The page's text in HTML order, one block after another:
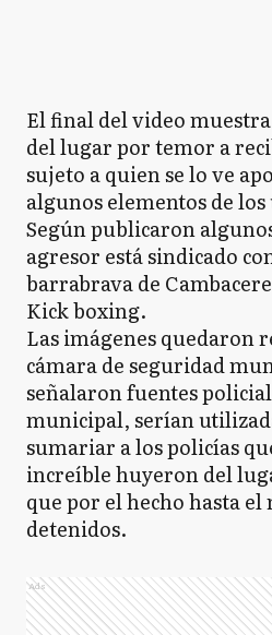
El final del video
del lugar por temor a
sujeto a quien se lo ve
algunos elementos de
Según publicaron
agresor está sindicado
barrabrava de
Kick boxing.
Las imágenes quedaron
cámara de seguridad
señalaron fuentes
municipal, serían
sumariar a los policías
increíble huyeron del
que por el hecho hasta
detenidos.
Ads